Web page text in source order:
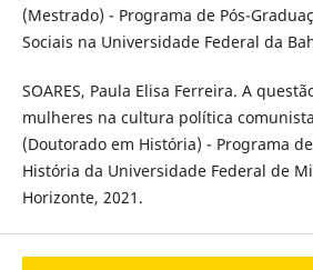
(Mestrado) - Programa de Pós-
Sociais na Universidade Federal da
SOARES, Paula Elisa Ferreira. A
mulheres na cultura política
(Doutorado em História) - Programa
História da Universidade Federal de
Horizonte, 2021.